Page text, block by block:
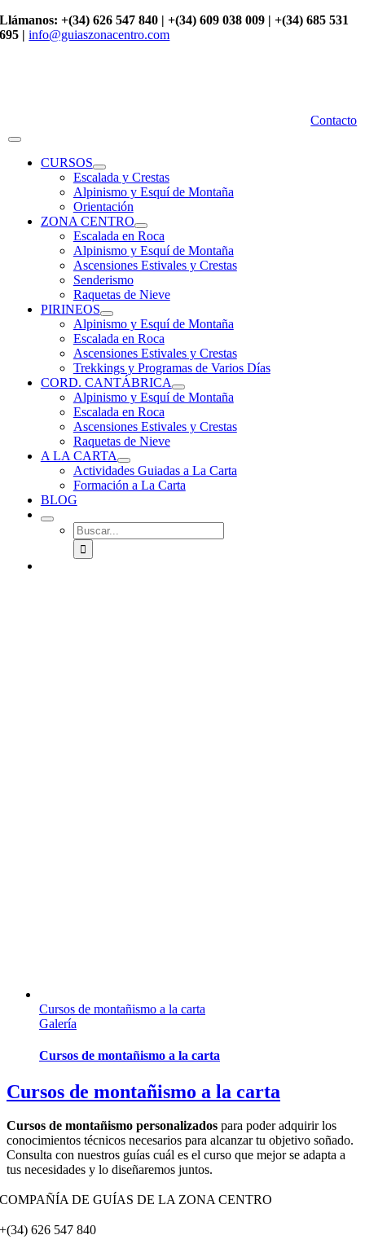
Saltar
al
Llámanos: +(34) 626 547 840 | +(34) 609 038 009 | +(34) 685 531
695 | info@guiaszonacentro.com
Contacto
Toggle
NavigationCURSOS
Escalada y Crestas
Alpinismo y Esquí de Montaña
Orientación
ZONA CENTRO
Escalada en Roca
Alpinismo y Esquí de Montaña
Ascensiones Estivales y Crestas
Senderismo
Raquetas de Nieve
PIRINEOS
Alpinismo y Esquí de Montaña
Escalada en Roca
Ascensiones Estivales y Crestas
Trekkings y Programas de Varios Días
CORD. CANTÁBRICA
Alpinismo y Esquí de Montaña
Escalada en Roca
Ascensiones Estivales y Crestas
Raquetas de Nieve
A LA CARTA
Actividades Guiadas a La Carta
Formación a La Carta
BLOG
Buscar:
Cursos de montañismo a la carta
Galería
Cursos de montañismo a la carta
Cursos de montañismo a la carta
Cursos de montañismo personalizados para poder adquirir los
conocimientos técnicos necesarios para alcanzar tu objetivo soñado.
Consulta con nuestros guías cuál es el curso que mejor se adapta a
tus necesidades y lo diseñaremos juntos.
COMPAÑÍA DE GUÍAS DE LA ZONA CENTRO
+(34) 626 547 840